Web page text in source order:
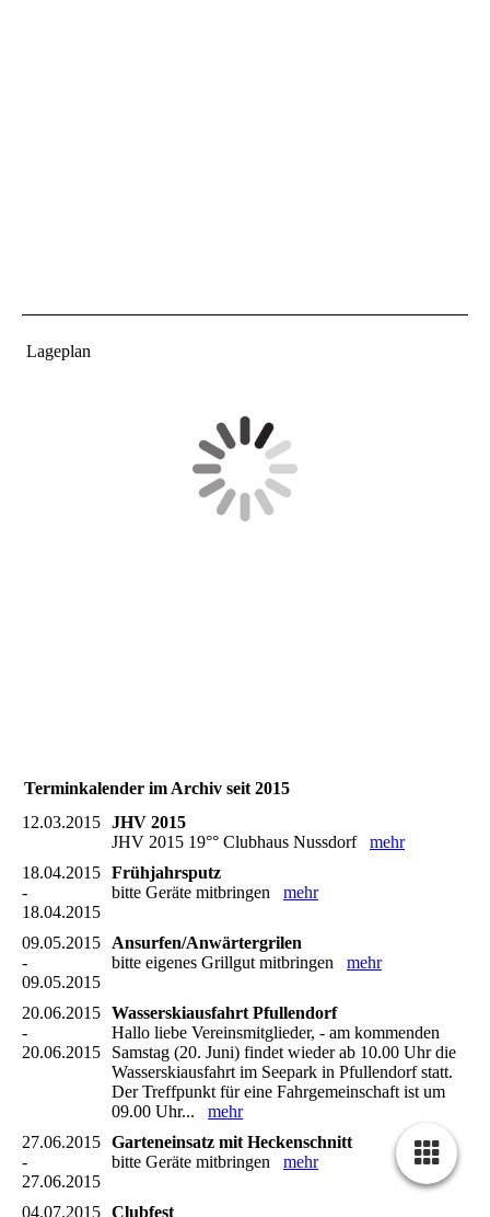
Lageplan
Terminkalender im Archiv seit 2015
12.03.2015
JHV 2015
JHV 2015 19°° Clubhaus Nussdorfmehr
18.04.2015
Frühjahrsputz
bitte Geräte mitbringen
09.05.2015
Ansurfen/Anwärtergrilen